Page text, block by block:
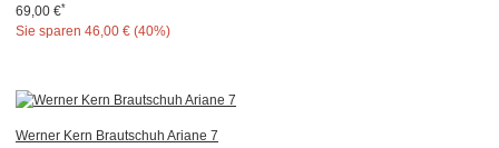
69,00 €*
Sie sparen 46,00 € (40%)
Werner Kern Brautschuh Ariane 7